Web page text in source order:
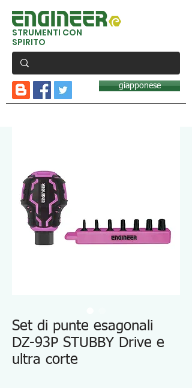
STRUMENTI CON
SPIRITO
giapponese
Set di punte esagonali
DZ-93P STUBBY Drive e
ultra corte